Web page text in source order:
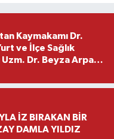
Kaymakamı Dr.
ve İlçe Sağlık
Dr. Beyza Arpacı
İZ BIRAKAN BİR
DAMLA YILDIZ